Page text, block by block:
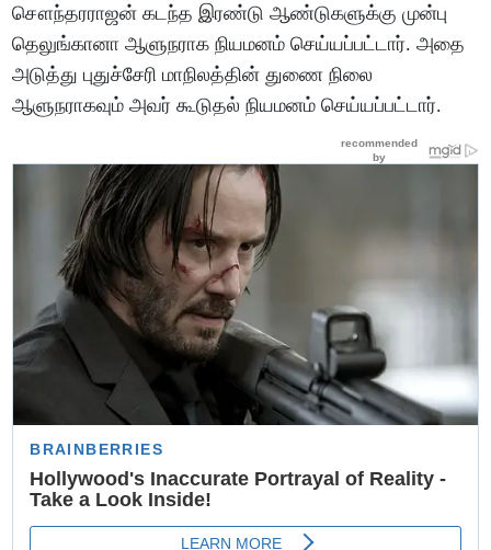
சௌந்தரராஜன் கடந்த இரண்டு ஆண்டுகளுக்கு முன்பு
தெலுங்கானா ஆளுநராக நியமனம் செய்யப்பட்டார். அதை
அடுத்து புதுச்சேரி மாநிலத்தின் துணை நிலை
ஆளுநராகவும் அவர் கூடுதல் நியமனம் செய்யப்பட்டார்.